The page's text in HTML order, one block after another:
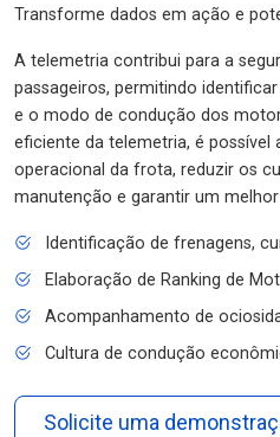
Transforme dados em ação e
A telemetria contribui para a
passageiros, permitindo
e o modo de condução dos
eficiente da telemetria, é possível
operacional da frota, reduzir os
manutenção e garantir um
Identificação de frenagens,
Elaboração de Ranking de
Acompanhamento de
Cultura de condução
Solicite uma